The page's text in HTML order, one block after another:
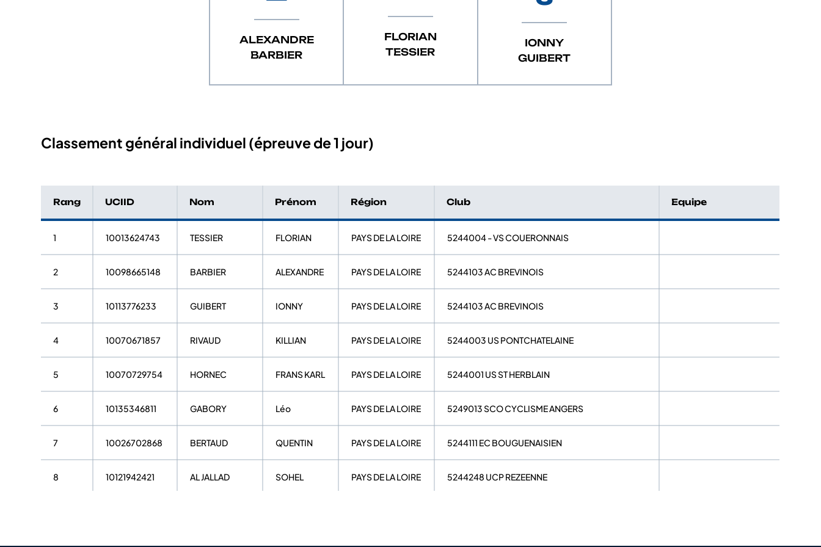
FLORIAN
TESSIER
ALEXANDRE
BARBIER
IONNY
GUIBERT
Classement général individuel (épreuve de 1 jour)
Rang UCIID Nom Prénom Région Club Equipe
1 10013624743 TESSIER FLORIAN PAYS DE LA LOIRE 5244004 - VS COUERONNAIS
2 10098665148 BARBIER ALEXANDRE PAYS DE LA LOIRE 5244103 AC BREVINOIS
3 10113776233 GUIBERT IONNY PAYS DE LA LOIRE 5244103 AC BREVINOIS
4 10070671857 RIVAUD KILLIAN PAYS DE LA LOIRE 5244003 US PONTCHATELAINE
5 10070729754 HORNEC FRANS KARL PAYS DE LA LOIRE 5244001 US ST HERBLAIN
6 10135346811 GABORY Léo PAYS DE LA LOIRE 5249013 SCO CYCLISME ANGERS
7 10026702868 BERTAUD QUENTIN PAYS DE LA LOIRE 5244111 EC BOUGUENAISIEN
8 10121942421 AL JALLAD SOHEL PAYS DE LA LOIRE 5244248 UCP REZEENNE